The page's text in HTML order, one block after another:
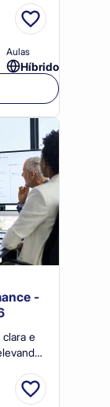
Aulas
Híbrido
-
e